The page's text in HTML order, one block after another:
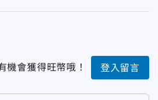
機會獲得旺幣哦！ 登入留言